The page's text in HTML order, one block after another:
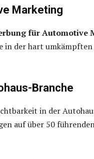
Marketing
für Automotive
in der hart
Branche
in der
auf über 50